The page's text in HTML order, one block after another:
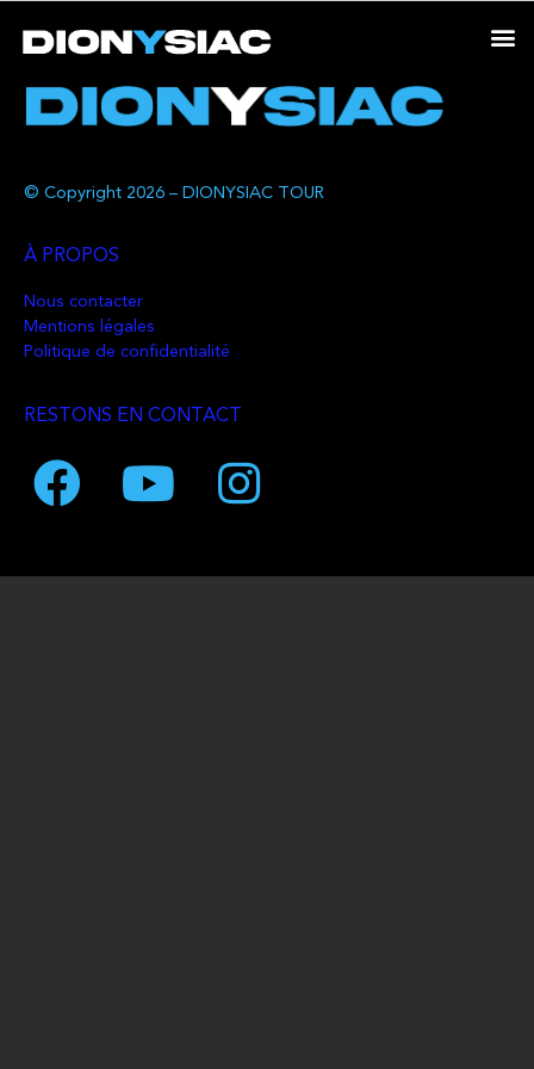
© Copyright 2026 – DIONYSIAC TOUR
À PROPOS
Nous contacter
Mentions légales
Politique de confidentialité
RESTONS EN CONTACT